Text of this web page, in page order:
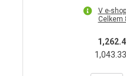
V e-
Celkem